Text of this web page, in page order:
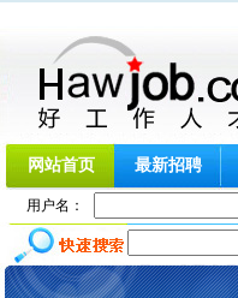
网站首页 最新招聘
用户名：